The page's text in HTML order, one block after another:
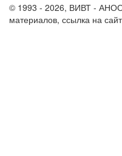
© 1993 - 2026, ВИВТ -
материалов, ссылка на